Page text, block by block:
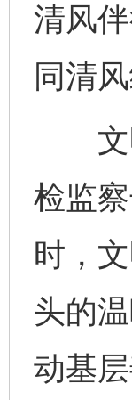
清风
同清
文明
检监
时，
头的
动基